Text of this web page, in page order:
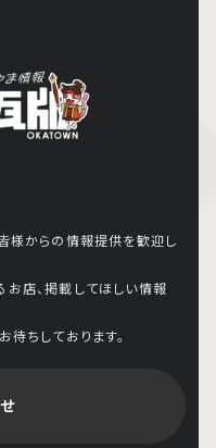
様からの情報提供を歓迎し
店、掲載してほしい情報
待ちしております。